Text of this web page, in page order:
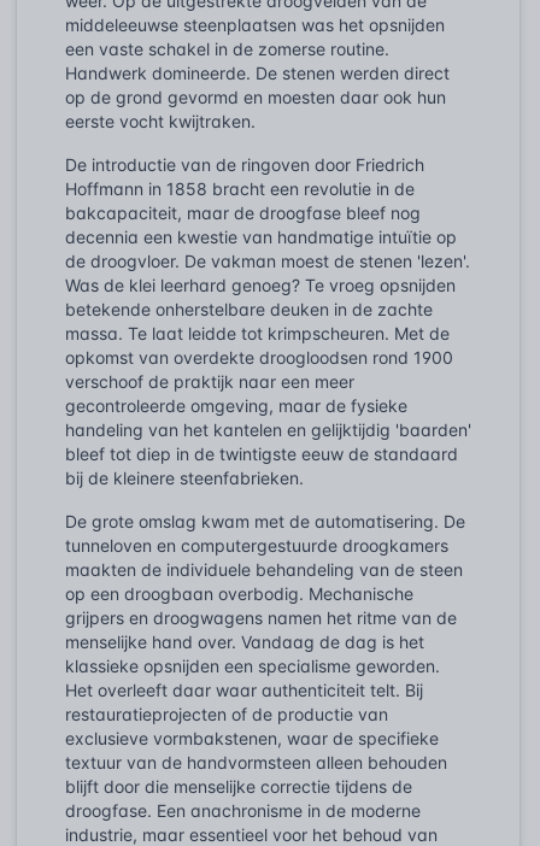
middeleeuwse steenplaatsen was het opsnijden
een vaste schakel in de zomerse routine.
Handwerk domineerde. De stenen werden direct
op de grond gevormd en moesten daar ook hun
eerste vocht kwijtraken.
De introductie van de ringoven door Friedrich
Hoffmann in 1858 bracht een revolutie in de
bakcapaciteit, maar de droogfase bleef nog
decennia een kwestie van handmatige intuïtie op
de droogvloer. De vakman moest de stenen 'lezen'.
Was de klei leerhard genoeg? Te vroeg opsnijden
betekende onherstelbare deuken in de zachte
massa. Te laat leidde tot krimpscheuren. Met de
opkomst van overdekte droogloodsen rond 1900
verschoof de praktijk naar een meer
gecontroleerde omgeving, maar de fysieke
handeling van het kantelen en gelijktijdig 'baarden'
bleef tot diep in de twintigste eeuw de standaard
bij de kleinere steenfabrieken.
De grote omslag kwam met de automatisering. De
tunneloven en computergestuurde droogkamers
maakten de individuele behandeling van de steen
op een droogbaan overbodig. Mechanische
grijpers en droogwagens namen het ritme van de
menselijke hand over. Vandaag de dag is het
klassieke opsnijden een specialisme geworden.
Het overleeft daar waar authenticiteit telt. Bij
restauratieprojecten of de productie van
exclusieve vormbakstenen, waar de specifieke
textuur van de handvormsteen alleen behouden
blijft door die menselijke correctie tijdens de
droogfase. Een anachronisme in de moderne
industrie, maar essentieel voor het behoud van